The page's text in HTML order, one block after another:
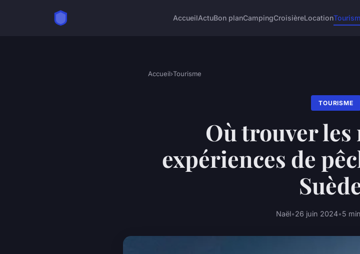
AccueilActuBon planCampingCroisièreLocation
Accueil›Tourisme
TOURISME
Où trouver
expériences de
Naël•26 juin 2024•5